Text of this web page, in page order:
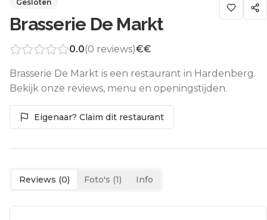
Gesloten
Brasserie De Markt
0.0(0 reviews)€€
Brasserie De Markt is een restaurant in Hardenberg.
Bekijk onze reviews, menu en openingstijden.
Eigenaar? Claim dit restaurant
Reviews (0) Foto's (1) Info